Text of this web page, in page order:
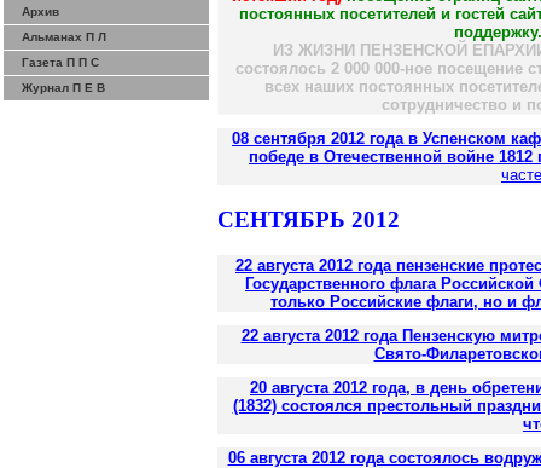
Архив
Альманах П Л
Газета П П С
Журнал П Е В
постоянных посетителей и гостей
поддержку.
ИЗ ЖИЗНИ ПЕНЗЕНСКОЙ ЕПАРХИИ:
состоялось 2 000 000-ное посещение
всех наших постоянных
сотрудничество и
08 сентября 2012 года в Успенском
победе в Отечественной войне 1812
СЕНТЯБРЬ 2012
22 августа 2012 года пензенские
Государственного флага
только Российские флаги, но и
22 августа 2012 года Пензенскую
Свято-
20 августа 2012 года, в день
(1832) состоялся престольный
06 августа 2012 года состоялось